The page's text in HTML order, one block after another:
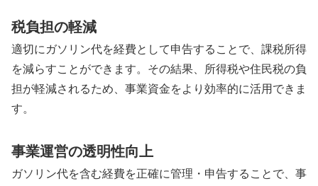
税負担の軽減
適切にガソリン代を経費として申告することで、課税所得
を減らすことができます。その結果、所得税や住民税の負
担が軽減されるため、事業資金をより効率的に活用できま
す。
事業運営の透明性向上
ガソリン代を含む経費を正確に管理・申告することで、事